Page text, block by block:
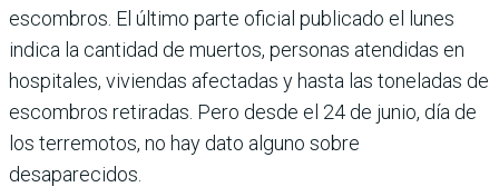
escombros. El último parte oficial publicado el lunes
indica la cantidad de muertos, personas atendidas en
hospitales, viviendas afectadas y hasta las toneladas de
escombros retiradas. Pero desde el 24 de junio, día de
los terremotos, no hay dato alguno sobre
desaparecidos.